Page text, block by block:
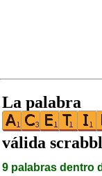
La palabra
válida
9 palabras dentro